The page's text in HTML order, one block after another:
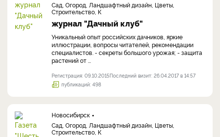
Сад, Огород, Ландшафтный дизайн, Цветы,
Строительство, К
журнал "Дачный клуб"
Уникальный опыт российских дачников, яркие
иллюстрации, вопросы читателей, рекомендации
специалистов. - секреты большого урожая; - защита
растений от ...
Регистрация: 09.10.2015Последний визит: 26.04.2017 в 14:57
публикаций: 498
Новосибирск
Сад, Огород, Ландшафтный дизайн, Цветы,
Строительство, К